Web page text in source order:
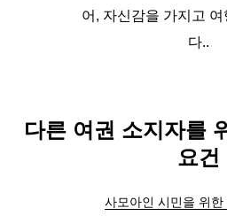
어, 자신감을 가지고 여
다..
다른 여권 소지자를
요건
사모아인 시민을 위